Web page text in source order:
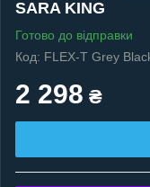
SARA KING
Готово до відправки
Код: FLEX-T Grey
2 298 ₴